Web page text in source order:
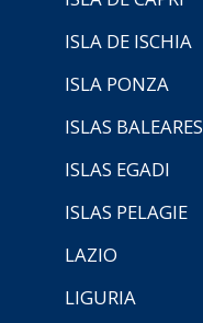
ISLA DE ISCHIA
ISLA PONZA
ISLAS BALEARES
ISLAS EGADI
ISLAS PELAGIE
LAZIO
LIGURIA